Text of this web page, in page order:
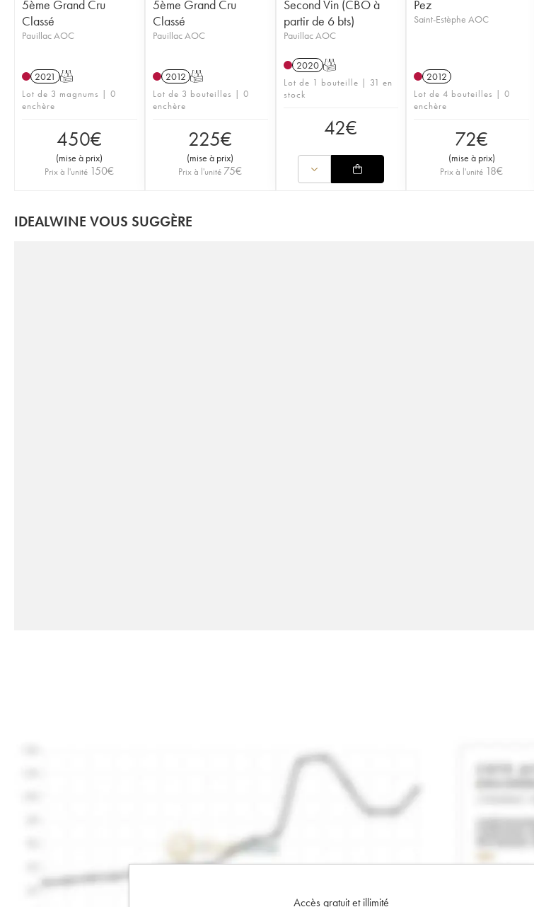
5ème Grand Cru
Classé
Pauillac AOC
2021 T
Lot de 3 magnums | 0
enchère
450€
(mise à prix)
Prix à l'unité 150€
5ème Grand Cru
Classé
Pauillac AOC
2012 T
Lot de 3 bouteilles | 0
enchère
225€
(mise à prix)
Prix à l'unité 75€
Second Vin (CBO à
partir de 6 bts)
Pauillac AOC
2020 T
Lot de 1 bouteille | 31 en
stock
42€
Pez
Saint-Estèphe AOC
2012
Lot de 4 bouteilles | 0
enchère
72€
(mise à prix)
Prix à l'unité 18€
IDEALWINE VOUS SUGGÈRE
Accès gratuit et illimité